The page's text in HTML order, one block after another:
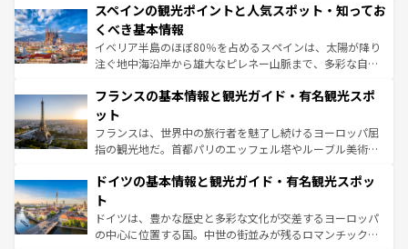
ろん、トスカーナの美しい田園風景やアマルフィ海岸の絶
景など、自然景観も見逃せない。観光の合間には、本場の
ピザやパスタなど、絶品のイタリア料理を堪能することも
できる。朝目覚めてから夜眠るまで、すべての瞬間を楽し
なお、新着のイタリア情報はコンテンツ一覧を参照してほ
しい。
スペインの観光ポイントと人気スポット・知ってお
くべき基本情報
イベリア半島のほぼ80％を占めるスペインは、太陽が降り
注ぐ地中海沿岸から雄大なピレネー山脈まで、多彩な自然
文化が根付くこの国では、情熱的なフラメンコ、熱気あふ
れる闘牛、そして美味しいタパスが生活の一部となってい
る。首都マドリードの洗練された雰囲気や、バルセロナの
アートに溢れた街角から、地方では古代ローマ遺跡や中世
せる。地方によって風土や気候が異なるスペインはその個
ンテンツ一覧 を参照してほしい。
フランスの基本情報と観光ガイド・有名観光スポ
ット
フランスは、世界中の旅行者を魅了し続けるヨーロッパ屈
指の観光地だ。首都パリのエッフェル塔やルーブル美術館
で、幅広い魅力が詰まっている。華麗な宮殿、歴史的な大
聖堂、美しいビーチ、そして豊かな自然が、訪れる者を心
から魅了する。また、フランスは美食の国としても知ら
れ、フランス料理はユネスコ無形文化遺産にも登録されて
ドイツの基本情報と観光ガイド・有名観光スポッ
ト
ドイツは、豊かな歴史と多彩な文化が交差するヨーロッパ
の中心に位置する国。中世の街並みが残るロマンチック街